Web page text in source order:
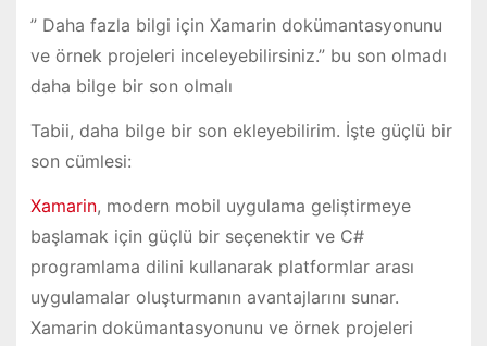
” Daha fazla bilgi için Xamarin dokümantasyonunu
ve örnek projeleri inceleyebilirsiniz.” bu son olmadı
daha bilge bir son olmalı
Tabii, daha bilge bir son ekleyebilirim. İşte güçlü bir
son cümlesi:
Xamarin, modern mobil uygulama geliştirmeye
başlamak için güçlü bir seçenektir ve C#
programlama dilini kullanarak platformlar arası
uygulamalar oluşturmanın avantajlarını sunar.
Xamarin dokümantasyonunu ve örnek projeleri